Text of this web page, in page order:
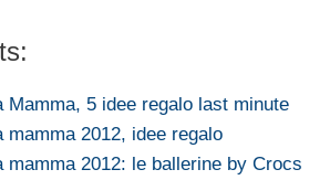
Mamma, 5 idee regalo last minute
mamma 2012, idee regalo
mamma 2012: le ballerine by Crocs